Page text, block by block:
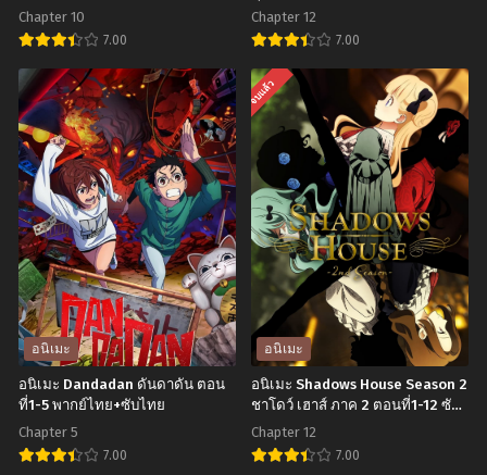
โชคดีมีชัยในโลกแฟนตาซี ภาค2
ตอนที่1-10 พากย์ไทย+ซับไทย
Chapter 10
7.00
อ
นิ
เมะ
Kono
Subarashii
Sekai
ni
Shukufuku
wo!
Season 2 ขอ
ให้
โชค
ดี
มี
ที่1-12 ซับไทย
Chapter 12
7.00
อ
นิ
เมะ
Sentouin
Hakenshimasu!
นักรบ
สาย
ป่วน
ออก
ปฏิบัติ
กวน!
ตอน
ที่1-
12
อนิเมะ
อนิเมะ Dandadan ดันดาดัน ตอน
ที่1-5 พากย์ไทย+ซับไทย
Chapter 5
7.00
จบแล้ว
อนิเมะ
อนิเมะ Shadows House Season 2
ชาโดว์ เฮาส์ ภาค 2 ตอนที่1-12 ซับ
ไทย
Chapter 12
7.00